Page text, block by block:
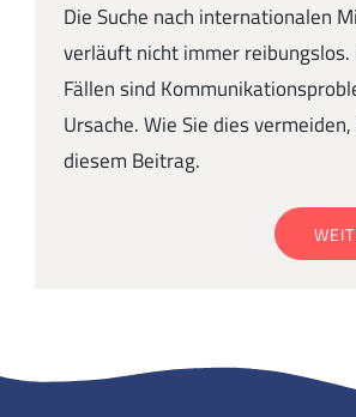
Die Suche nach internationalen
verläuft nicht immer reibungslos.
Fällen sind
Ursache. Wie Sie dies
diesem Beitrag.